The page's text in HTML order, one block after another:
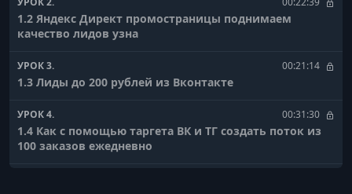
1.2 Яндекс Директ промостраницы поднимаем
качество лидов узна
УРОК 3. 00:21:14
1.3 Лиды до 200 рублей из Вконтакте
УРОК 4. 00:31:30
1.4 Как с помощью таргета ВК и ТГ создать поток из
100 заказов ежедневно